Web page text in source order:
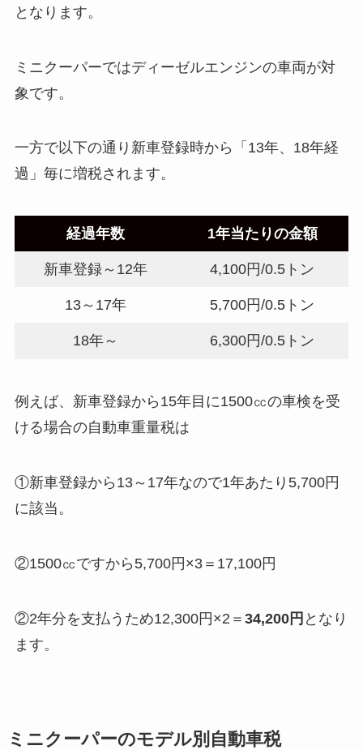
となります。
ミニクーパーではディーゼルエンジンの車両が対
象です。
一方で以下の通り新車登録時から「13年、18年経
過」毎に増税されます。
経過年数 1年当たりの金額
新車登録～12年 4,100円/0.5トン
13～17年 5,700円/0.5トン
18年～ 6,300円/0.5トン
例えば、新車登録から15年目に1500㏄の車検を受
ける場合の自動車重量税は
①新車登録から13～17年なので1年あたり5,700円
に該当。
②1500㏄ですから5,700円×3＝17,100円
②2年分を支払うため12,300円×2＝ 34,200円 となり
ます。
ミニクーパーのモデル別自動車税